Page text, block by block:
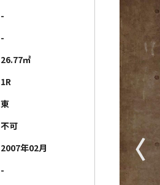
〈
-
-
26.77㎡
1R
東
不可
2007年02月
-